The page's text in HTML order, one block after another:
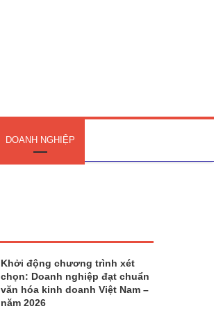
DOANH NGHIỆP
Khởi động chương trình xét
chọn: Doanh nghiệp đạt chuẩn
văn hóa kinh doanh Việt Nam –
năm 2026